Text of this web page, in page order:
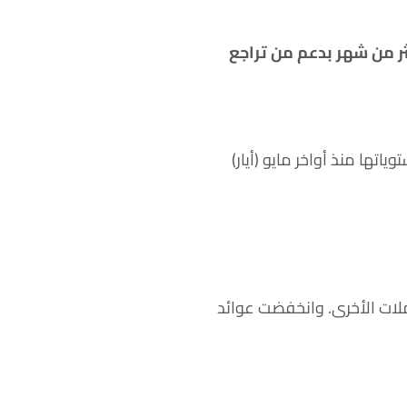
مستوياتها منذ أكثر من شهر بدعم من تراجع
سجلت أعلى مستوياتها منذ أواخر مايو (أيار)
الأخرى. وانخفضت عوائد